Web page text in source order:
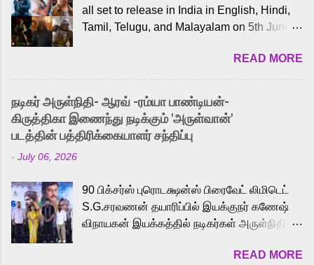
all set to release in India in English, Hindi,
Tamil, Telugu, and Malayalam on 5th June,
received a lot of love from cult He-Man fans
and offered audiences an exciting glimpse
into the world of Eternia, the recently
released Tamil trailer has also generated
strong excitement among Tamil audiences.
Adding to the growing buzz is the film’s
to the iconic superhero He-Man. Known for
memorable songs like “Behene De” from
Raavan, “Oru Maalai” from Ghajini, and
loved for his versatile voice and strong
READ MORE
நடிகர் அருள்நிதி- ஆரவ் -ரம்யா பாண்டியன்-
கிருத்திகா இணைந்து நடிக்கும் 'அருள்வான்'
படத்தின் பத்திரிக்கையாளர் சந்திப்பு
- July 06, 2026
90 பிக்சர்ஸ் புரொடக்ஷன்ஸ் பிரைவேட் லிமிடெட்
S.G.சரவணன் தயாரிப்பில் இயக்குநர் கணேஷ்
விநாயகன் இயக்கத்தில் நடிகர்கள் அருள்நிதி -
முக்கிய வேடத்தில் இணைந்து நடித்திருக்கும்
READ MORE